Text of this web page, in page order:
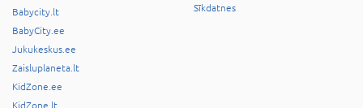
Babycity.lt
BabyCity.ee
Jukukeskus.ee
Zaisluplaneta.lt
KidZone.ee
KidZone.lt
Sīkdatnes